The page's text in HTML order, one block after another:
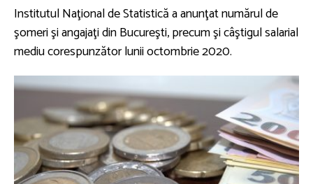
Institutul Naţional de Statistică a anunţat numărul de
şomeri şi angajaţi din Bucureşti, precum şi câştigul salarial
mediu corespunzător lunii octombrie 2020.